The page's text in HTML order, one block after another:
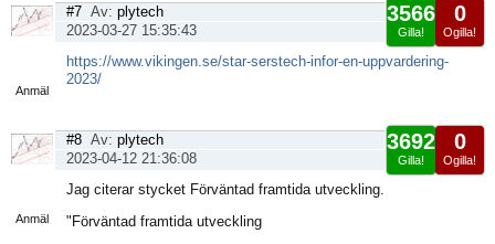
Anmäl
0
Ogilla!
3566
Gilla!
#7 Av: plytech
2023-03-27 15:35:43
https://www.vikingen.se/star-serstech-infor-en-uppvardering-
2023/
Anmäl
0
Ogilla!
3692
Gilla!
#8 Av: plytech
2023-04-12 21:36:08
Jag citerar stycket Förväntad framtida utveckling.
"Förväntad framtida utveckling